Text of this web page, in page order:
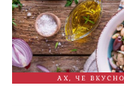
АХ, ЧЕ